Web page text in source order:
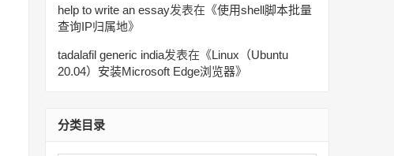
help to write an essay发表在《使用shell脚本批量
查询IP归属地》
tadalafil generic india发表在《Linux（Ubuntu
20.04）安装Microsoft Edge浏览器》
分类目录